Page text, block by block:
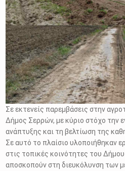
Σε εκτενείς παρεμβάσεις στην
Δήμος Σερρών, με κύριο στόχο την
ανάπτυξης και τη βελτίωση της
Σε αυτό το πλαίσιο υλοποιήθηκαν
στις τοπικές κοινότητες του
αποσκοπούν στη διευκόλυνση των